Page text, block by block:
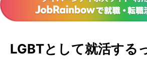
LGBTとして就活する